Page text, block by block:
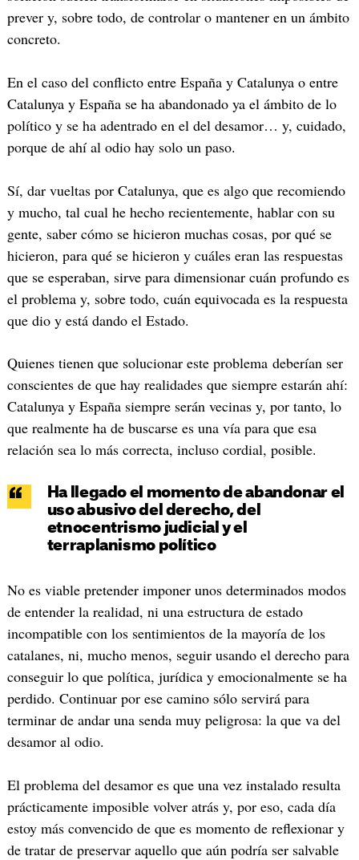
prever y, sobre todo, de controlar o mantener en un ámbito
concreto.
En el caso del conflicto entre España y Catalunya o entre
Catalunya y España se ha abandonado ya el ámbito de lo
político y se ha adentrado en el del desamor… y, cuidado,
porque de ahí al odio hay solo un paso.
Sí, dar vueltas por Catalunya, que es algo que recomiendo
y mucho, tal cual he hecho recientemente, hablar con su
gente, saber cómo se hicieron muchas cosas, por qué se
hicieron, para qué se hicieron y cuáles eran las respuestas
que se esperaban, sirve para dimensionar cuán profundo es
el problema y, sobre todo, cuán equivocada es la respuesta
que dio y está dando el Estado.
Quienes tienen que solucionar este problema deberían ser
conscientes de que hay realidades que siempre estarán ahí:
Catalunya y España siempre serán vecinas y, por tanto, lo
que realmente ha de buscarse es una vía para que esa
relación sea lo más correcta, incluso cordial, posible.
Ha llegado el momento de abandonar el
uso abusivo del derecho, del
etnocentrismo judicial y el
terraplanismo político
No es viable pretender imponer unos determinados modos
de entender la realidad, ni una estructura de estado
incompatible con los sentimientos de la mayoría de los
catalanes, ni, mucho menos, seguir usando el derecho para
conseguir lo que política, jurídica y emocionalmente se ha
perdido. Continuar por ese camino sólo servirá para
terminar de andar una senda muy peligrosa: la que va del
desamor al odio.
El problema del desamor es que una vez instalado resulta
prácticamente imposible volver atrás y, por eso, cada día
estoy más convencido de que es momento de reflexionar y
de tratar de preservar aquello que aún podría ser salvable